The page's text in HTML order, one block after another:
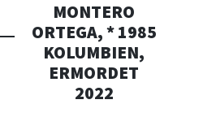
MONTERO
ORTEGA, * 1985
KOLUMBIEN,
ERMORDET
2022